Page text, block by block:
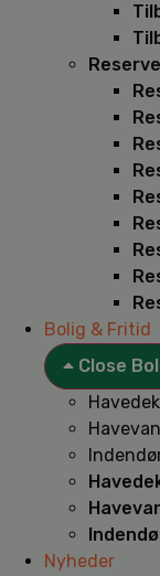
Bolig & Fritid
Close
Nyheder